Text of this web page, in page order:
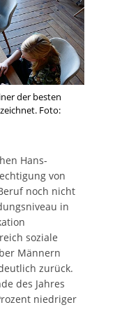
der besten
Foto:
Hans-
von
noch nicht
in
soziale
Männern
zurück.
des Jahres
niedriger